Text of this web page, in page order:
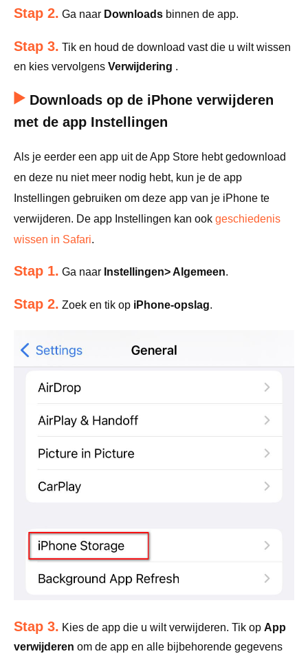
Stap 2. Ga naar Downloads binnen de app.
Stap 3. Tik en houd de download vast die u wilt wissen
en kies vervolgens Verwijdering .
Downloads op de iPhone verwijderen
met de app Instellingen
Als je eerder een app uit de App Store hebt gedownload
en deze nu niet meer nodig hebt, kun je de app
Instellingen gebruiken om deze app van je iPhone te
verwijderen. De app Instellingen kan ook geschiedenis
wissen in Safari.
Stap 1. Ga naar Instellingen> Algemeen.
Stap 2. Zoek en tik op iPhone-opslag.
Stap 3. Kies de app die u wilt verwijderen. Tik op App
verwijderen om de app en alle bijbehorende gegevens